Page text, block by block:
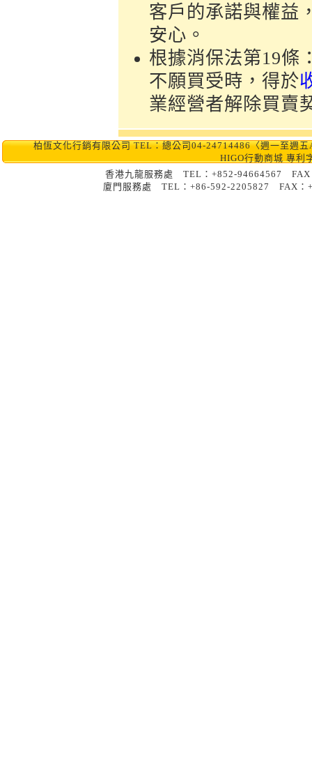
客戶的承諾與權益
安心。
根據消保法第19條
不願買受時，得於
業經營者解除買賣
柏恆文化行銷有限公司 TEL：總公司04-24714486〈週一至週
HIGO行動商城 專利
香港九龍服務處 TEL：+852-94664567
廈門服務處 TEL：+86-592-2205827 FAX